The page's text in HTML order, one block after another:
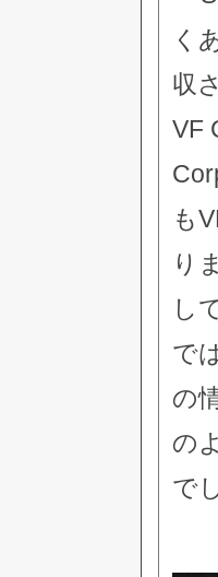
く
収
VF
も
り
し
で
の
の
で